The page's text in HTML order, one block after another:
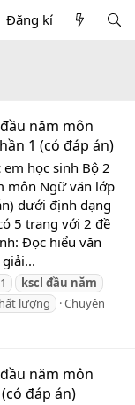
Đăng kí
năm môn
1 (có đáp án)
học sinh Bộ 2
môn Ngữ văn lớp
dưới định dạng
5 trang với 2 đề
Đọc hiểu văn
kscl đầu năm
lượng
Chuyên
năm môn
đáp án)